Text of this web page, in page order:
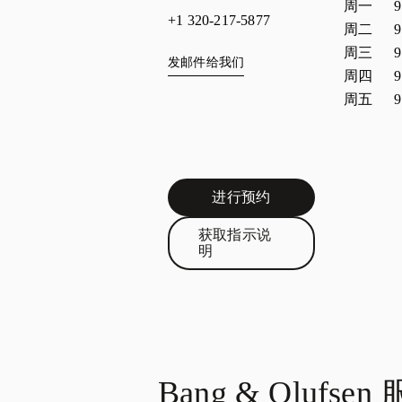
+1 320-217-5877
发邮件给我们
进行预约Link Opens in New Tab
获取指示说
明
Link Opens in New Tab
周一
周二
周三
周四
周五
Bang & Olufsen